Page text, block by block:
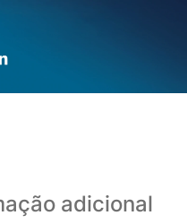
adicional